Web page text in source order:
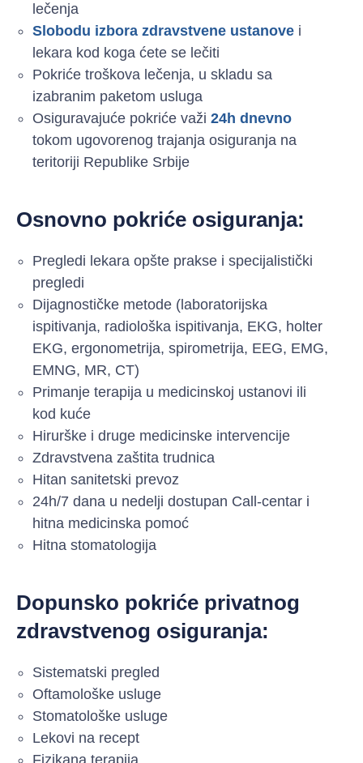
lečenja
Slobodu izbora zdravstvene ustanove i
lekara kod koga ćete se lečiti
Pokriće troškova lečenja, u skladu sa
izabranim paketom usluga
Osiguravajuće pokriće važi 24h dnevno
tokom ugovorenog trajanja osiguranja na
teritoriji Republike Srbije
Osnovno pokriće osiguranja:
Pregledi lekara opšte prakse i specijalistički
pregledi
Dijagnostičke metode (laboratorijska
ispitivanja, radiološka ispitivanja, EKG, holter
EKG, ergonometrija, spirometrija, EEG, EMG,
EMNG, MR, CT)
Primanje terapija u medicinskoj ustanovi ili
kod kuće
Hirurške i druge medicinske intervencije
Zdravstvena zaštita trudnica
Hitan sanitetski prevoz
24h/7 dana u nedelji dostupan Call-centar i
hitna medicinska pomoć
Hitna stomatologija
Dopunsko pokriće privatnog
zdravstvenog osiguranja:
Sistematski pregled
Oftamološke usluge
Stomatološke usluge
Lekovi na recept